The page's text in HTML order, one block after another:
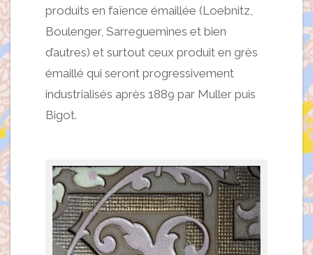
produits en faïence émaillée (Loebnitz,
Boulenger, Sarreguemines et bien
d’autres) et surtout ceux produit en grès
émaillé qui seront progressivement
industrialisés après 1889 par Muller puis
Bigot.